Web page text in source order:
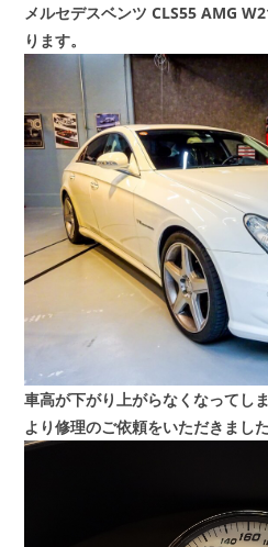
お問い合わせ
メルセデスベンツ CLS55 AMG
ります。
車高が下がり上がらなくなってし
より修理のご依頼をいただきました